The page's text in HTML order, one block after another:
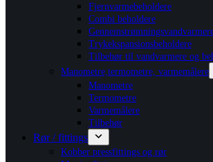
Fjernvarmebeholdere
Combi beholdere
Trykekspansionsbeholdere
Tilbehør til vandvarmere og
Manometre,termometre, varmemålere
Manometre
Termometre
Varmemålere
Tilbehør
Rør / fittings
Kobber pressfittings og rør